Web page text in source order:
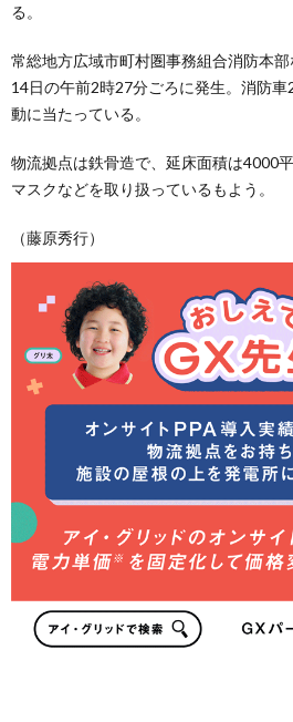
る。
常総地方広域市町村圏事務組合消防本
14日の午前2時27分ごろに発生。消防
動に当たっている。
物流拠点は鉄骨造で、延床面積は4000
マスクなどを取り扱っているもよう。
（藤原秀行）